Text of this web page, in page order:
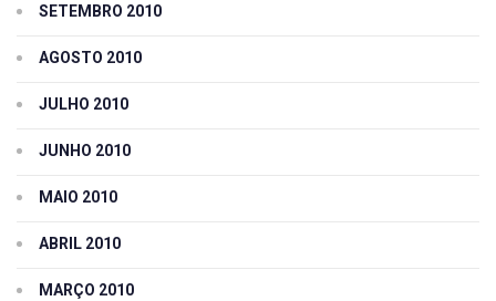
SETEMBRO 2010
AGOSTO 2010
JULHO 2010
JUNHO 2010
MAIO 2010
ABRIL 2010
MARÇO 2010